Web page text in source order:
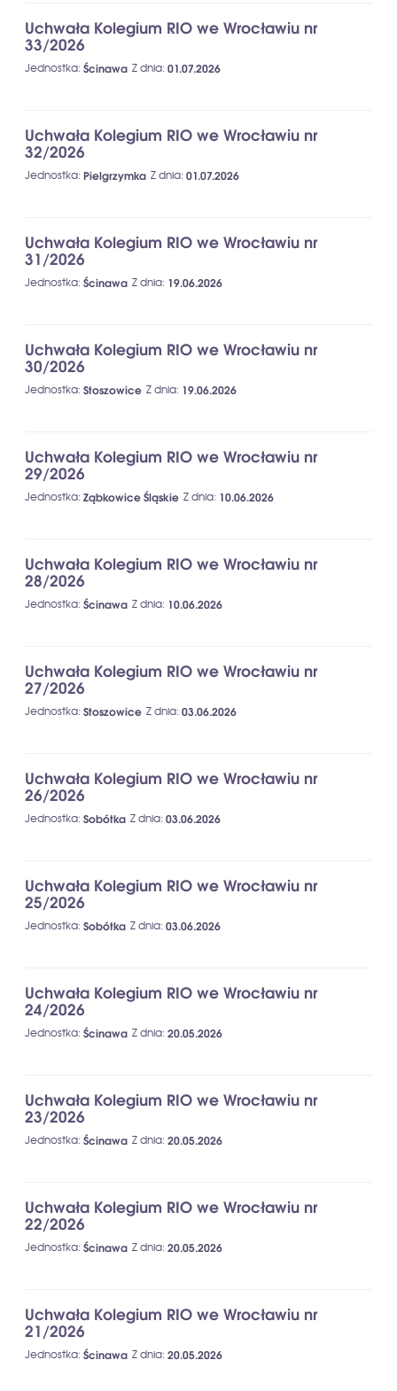
Uchwała Kolegium RIO we Wrocławiu nr
33/2026
Jednostka: Ścinawa Z dnia: 01.07.2026
Uchwała Kolegium RIO we Wrocławiu nr
32/2026
Jednostka: Pielgrzymka Z dnia: 01.07.2026
Uchwała Kolegium RIO we Wrocławiu nr
31/2026
Jednostka: Ścinawa Z dnia: 19.06.2026
Uchwała Kolegium RIO we Wrocławiu nr
30/2026
Jednostka: Stoszowice Z dnia: 19.06.2026
Uchwała Kolegium RIO we Wrocławiu nr
29/2026
Jednostka: Ząbkowice Śląskie Z dnia: 10.06.2026
Uchwała Kolegium RIO we Wrocławiu nr
28/2026
Jednostka: Ścinawa Z dnia: 10.06.2026
Uchwała Kolegium RIO we Wrocławiu nr
27/2026
Jednostka: Stoszowice Z dnia: 03.06.2026
Uchwała Kolegium RIO we Wrocławiu nr
26/2026
Jednostka: Sobótka Z dnia: 03.06.2026
Uchwała Kolegium RIO we Wrocławiu nr
25/2026
Jednostka: Sobótka Z dnia: 03.06.2026
Uchwała Kolegium RIO we Wrocławiu nr
24/2026
Jednostka: Ścinawa Z dnia: 20.05.2026
Uchwała Kolegium RIO we Wrocławiu nr
23/2026
Jednostka: Ścinawa Z dnia: 20.05.2026
Uchwała Kolegium RIO we Wrocławiu nr
22/2026
Jednostka: Ścinawa Z dnia: 20.05.2026
Uchwała Kolegium RIO we Wrocławiu nr
21/2026
Jednostka: Ścinawa Z dnia: 20.05.2026